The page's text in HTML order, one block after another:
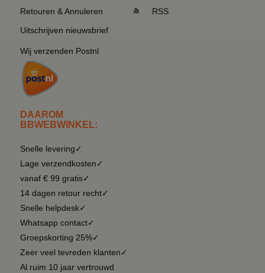
Retouren & Annuleren
Uitschrijven nieuwsbrief
Wij verzenden Postnl
DAAROM
BBWEBWINKEL:
Snelle levering✓
Lage verzendkosten✓
vanaf € 99 gratis✓
14 dagen retour recht✓
Snelle helpdesk✓
Whatsapp contact✓
Groepskorting 25%✓
Zeer veel tevreden klanten✓
Al ruim 10 jaar vertrouwd
RSS